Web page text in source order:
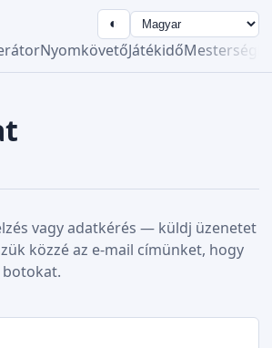
NyomkövetőJátékidőMesterség
◐
vagy adatkérés — küldj üzenetet
közzé az e-mail címünket, hogy